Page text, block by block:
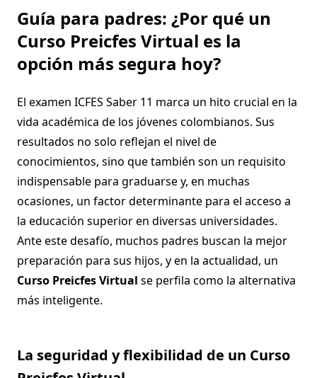
Guía para padres: ¿Por qué un
Curso Preicfes Virtual es la
opción más segura hoy?
El examen ICFES Saber 11 marca un hito crucial en la
vida académica de los jóvenes colombianos. Sus
resultados no solo reflejan el nivel de
conocimientos, sino que también son un requisito
indispensable para graduarse y, en muchas
ocasiones, un factor determinante para el acceso a
la educación superior en diversas universidades.
Ante este desafío, muchos padres buscan la mejor
preparación para sus hijos, y en la actualidad, un
Curso Preicfes Virtual se perfila como la alternativa
más inteligente.
La seguridad y flexibilidad de un Curso